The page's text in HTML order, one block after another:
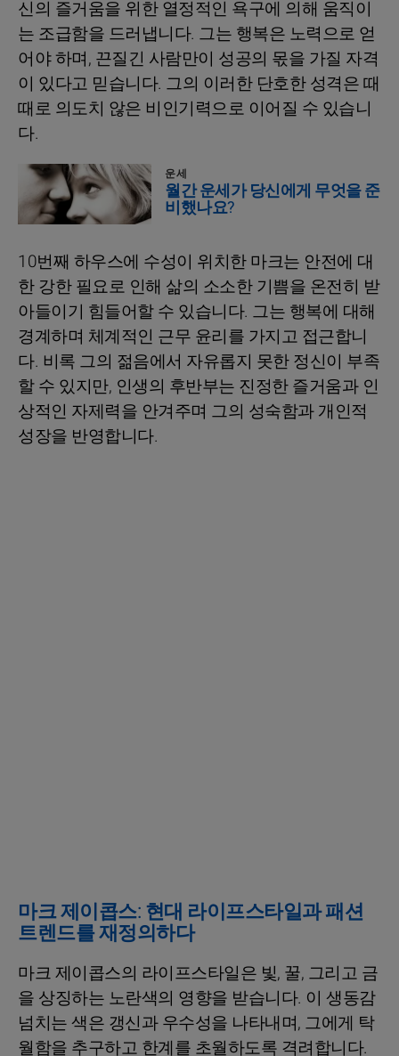
신의 즐거움을 위한 열정적인 욕구에 의해 움직이
는 조급함을 드러냅니다. 그는 행복은 노력으로 얻
어야 하며, 끈질긴 사람만이 성공의 몫을 가질 자격
이 있다고 믿습니다. 그의 이러한 단호한 성격은 때
때로 의도치 않은 비인기력으로 이어질 수 있습니
다.
운세
월간 운세가 당신에게 무엇을 준
비했나요?
10번째 하우스에 수성이 위치한 마크는 안전에 대
한 강한 필요로 인해 삶의 소소한 기쁨을 온전히 받
아들이기 힘들어할 수 있습니다. 그는 행복에 대해
경계하며 체계적인 근무 윤리를 가지고 접근합니
다. 비록 그의 젊음에서 자유롭지 못한 정신이 부족
할 수 있지만, 인생의 후반부는 진정한 즐거움과 인
상적인 자제력을 안겨주며 그의 성숙함과 개인적
성장을 반영합니다.
마크 제이콥스: 현대 라이프스타일과 패션
트렌드를 재정의하다
마크 제이콥스의 라이프스타일은 빛, 꿀, 그리고 금
을 상징하는 노란색의 영향을 받습니다. 이 생동감
넘치는 색은 갱신과 우수성을 나타내며, 그에게 탁
월함을 추구하고 한계를 초월하도록 격려합니다.